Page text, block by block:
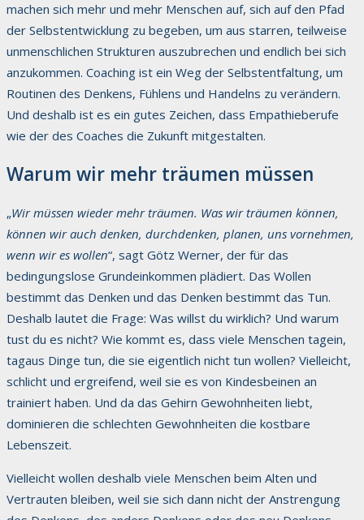
machen sich mehr und mehr Menschen auf, sich auf den Pfad
der Selbstentwicklung zu begeben, um aus starren, teilweise
unmenschlichen Strukturen auszubrechen und endlich bei sich
anzukommen. Coaching ist ein Weg der Selbstentfaltung, um
Routinen des Denkens, Fühlens und Handelns zu verändern.
Und deshalb ist es ein gutes Zeichen, dass Empathieberufe
wie der des Coaches die Zukunft mitgestalten.
Warum wir mehr träumen müssen
„Wir müssen wieder mehr träumen. Was wir träumen können,
können wir auch denken, durchdenken, planen, uns vornehmen,
wenn wir es wollen“, sagt Götz Werner, der für das
bedingungslose Grundeinkommen plädiert. Das Wollen
bestimmt das Denken und das Denken bestimmt das Tun.
Deshalb lautet die Frage: Was willst du wirklich? Und warum
tust du es nicht? Wie kommt es, dass viele Menschen tagein,
tagaus Dinge tun, die sie eigentlich nicht tun wollen? Vielleicht,
schlicht und ergreifend, weil sie es von Kindesbeinen an
trainiert haben. Und da das Gehirn Gewohnheiten liebt,
dominieren die schlechten Gewohnheiten die kostbare
Lebenszeit.
Vielleicht wollen deshalb viele Menschen beim Alten und
Vertrauten bleiben, weil sie sich dann nicht der Anstrengung